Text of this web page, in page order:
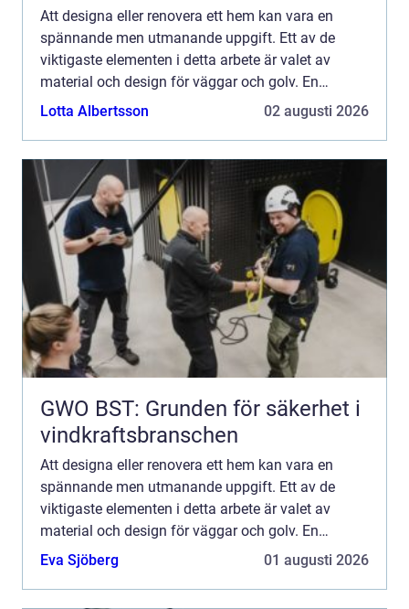
Att designa eller renovera ett hem kan vara en
spännande men utmanande uppgift. Ett av de
viktigaste elementen i detta arbete är valet av
material och design för väggar och golv. En
utmärkande komponent som ofta drar blickarn...
Lotta Albertsson 02 augusti 2026
GWO BST: Grunden för säkerhet i
vindkraftsbranschen
Att designa eller renovera ett hem kan vara en
spännande men utmanande uppgift. Ett av de
viktigaste elementen i detta arbete är valet av
material och design för väggar och golv. En
utmärkande komponent som ofta drar blickarn...
Eva Sjöberg 01 augusti 2026